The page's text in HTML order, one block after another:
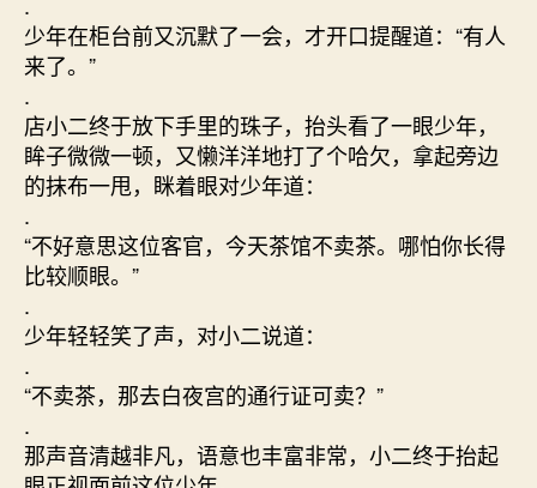
少年在柜台前又沉默了一会，才开口提醒道：“有人
来了。”
.
店小二终于放下手里的珠子，抬头看了一眼少年，
眸子微微一顿，又懒洋洋地打了个哈欠，拿起旁边
的抹布一甩，眯着眼对少年道：
.
“不好意思这位客官，今天茶馆不卖茶。哪怕你长得
比较顺眼。”
.
少年轻轻笑了声，对小二说道：
.
“不卖茶，那去白夜宫的通行证可卖？”
.
那声音清越非凡，语意也丰富非常，小二终于抬起